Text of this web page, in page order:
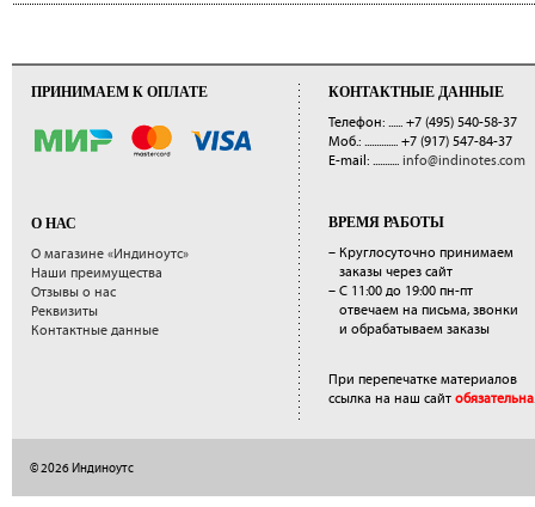
ПРИНИМАЕМ К ОПЛАТЕ
О НАС
О магазине «Индиноутс»
Наши преимущества
Отзывы о нас
Реквизиты
Контактные данные
КОНТАКТНЫЕ ДАННЫЕ
Телефон: ...... +7 (495) 540-58-37
Моб.: .............. +7 (917) 547-84-37
E-mail: ........... info@indinotes.com
ВРЕМЯ РАБОТЫ
– Круглосуточно принимаем
заказы через сайт
– С 11:00 до 19:00 пн-пт
отвечаем на письма, звонки
и обрабатываем заказы
При перепечатке материалов
ссылка на наш сайт обязательна.
© 2026 Индиноутс